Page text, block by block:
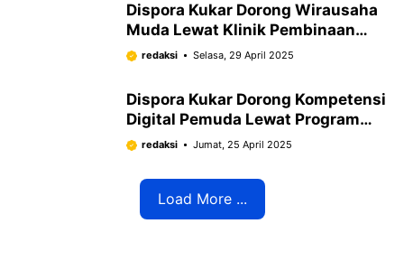
Dispora Kukar Dorong Wirausaha
Muda Lewat Klinik Pembinaan
Berbasis Kebutuhan
redaksi Selasa, 29 April 2025
Dispora Kukar Dorong Kompetensi
Digital Pemuda Lewat Program
Sertifikasi
redaksi Jumat, 25 April 2025
Load More ...